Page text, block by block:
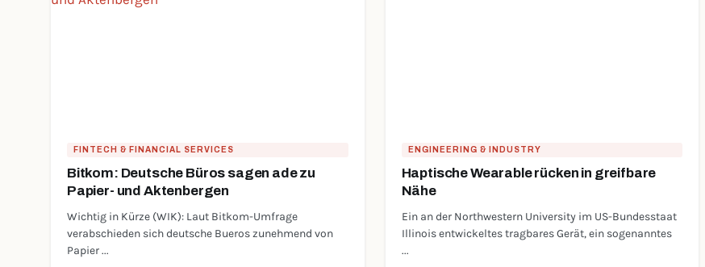
FINTECH & FINANCIAL SERVICES
Bitkom: Deutsche Büros sagen ade zu
Papier- und Aktenbergen
Wichtig in Kürze (WIK): Laut Bitkom-Umfrage
verabschieden sich deutsche Bueros zunehmend von
Papier ...
ENGINEERING & INDUSTRY
Haptische Wearable rücken in greifbare
Nähe
Ein an der Northwestern University im US-Bundesstaat
Illinois entwickeltes tragbares Gerät, ein sogenanntes
...